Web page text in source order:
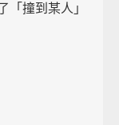
「撞到某人」